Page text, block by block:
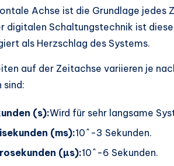
Achse ist die Grundlage
digitalen Schaltungstechnik ist
als Herzschlag des Systems.
auf der Zeitachse variieren je
sind:
(s):Wird für sehr langsame
(ms):10^-3 Sekunden.
(µs):10^-6 Sekunden.